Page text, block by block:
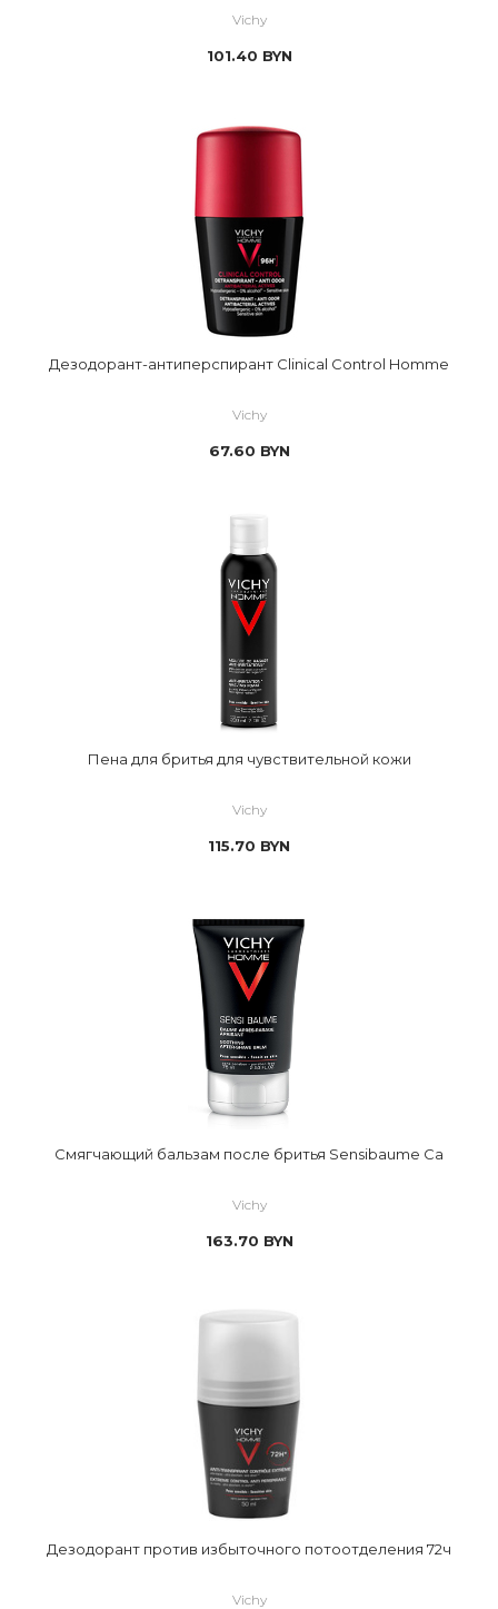
Vichy
101.40 BYN
Дезодорант-антиперспирант Clinical Control Homme
Vichy
67.60 BYN
Пена для бритья для чувствительной кожи
Vichy
115.70 BYN
Смягчающий бальзам после бритья Sensibaume Ca
Vichy
163.70 BYN
Дезодорант против избыточного потоотделения 72ч
Vichy